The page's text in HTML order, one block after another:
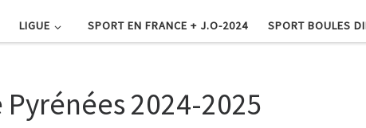
LIGUE SPORT EN FRANCE + J.O-2024 SPORT BOULES
2024-2025